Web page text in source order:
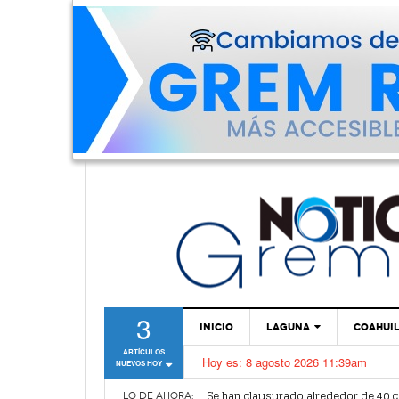
3
ARTÍCULOS
NUEVOS HOY
INICIO LAGUNA
TORREÓN
GÓMEZ PALACIO
Hoy es: 8 agosto 2026 11:39am
LO DE AHORA: